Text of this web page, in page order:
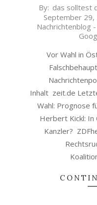
2024-
29
By: das solltest
September 29,
Nachrichtenblog
Vor Wahl in
Inhalt zeit.de
Wahl: Prognose
Herbert Kickl: In
Kanzler?